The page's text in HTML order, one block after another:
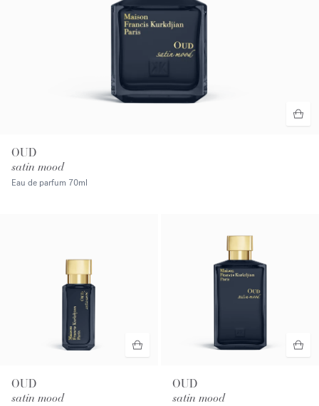
OUD
satin mood
Eau de parfum 70ml
OUD
satin mood
OUD
satin mood